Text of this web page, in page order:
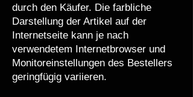
durch den Käufer. Die farbliche
Darstellung der Artikel auf der
Internetseite kann je nach
verwendetem Internetbrowser und
Monitoreinstellungen des Bestellers
geringfügig variieren.